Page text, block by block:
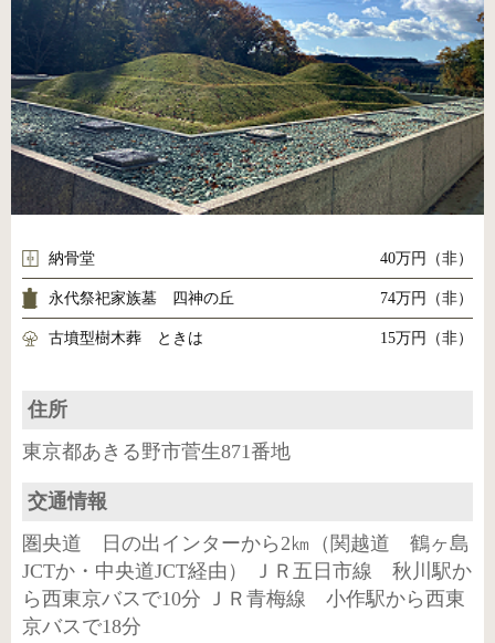
納骨堂 40万円（非）
永代祭祀家族墓 四神の丘 74万円（非）
古墳型樹木葬 ときは 15万円（非）
住所
東京都あきる野市菅生871番地
交通情報
圏央道 日の出インターから2㎞（関越道 鶴ヶ島
JCTか・中央道JCT経由） ＪＲ五日市線 秋川駅か
ら西東京バスで10分 ＪＲ青梅線 小作駅から西東
京バスで18分